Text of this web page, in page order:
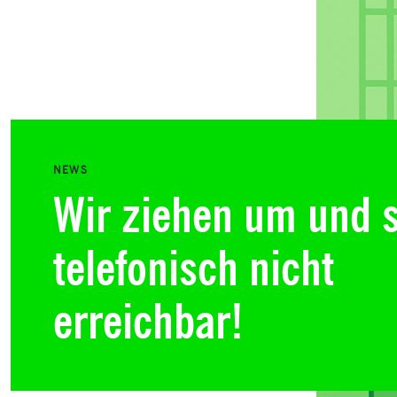
NEWS
Wir ziehen um und
telefonisch nicht
erreichbar!